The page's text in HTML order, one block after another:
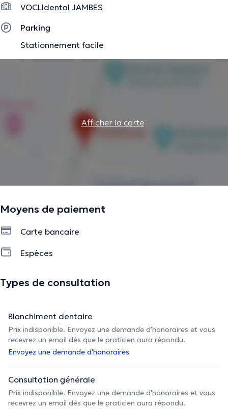
VOCLIdental JAMBES
Parking
Stationnement facile
Afficher la carte
Moyens de paiement
Carte bancaire
Espèces
Types de consultation
Blanchiment dentaire
Prix indisponible. Envoyez une demande d'honoraires et vous
recevrez un email dès que le praticien aura répondu.
Envoyez une demande d'honoraires
Consultation générale
Prix indisponible. Envoyez une demande d'honoraires et vous
recevrez un email dès que le praticien aura répondu.